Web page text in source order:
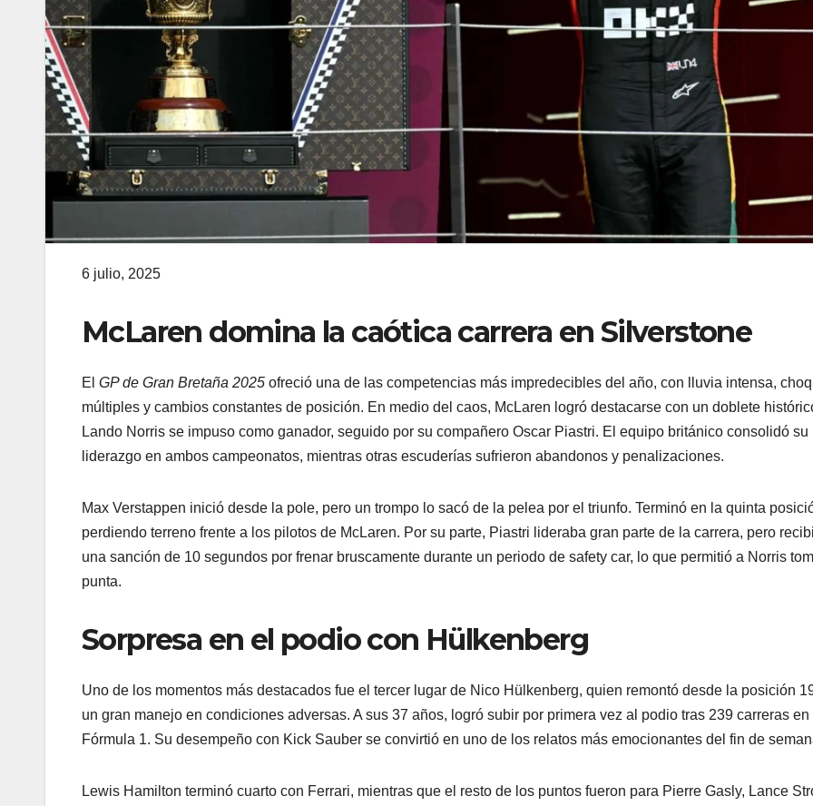
6 julio, 2025
McLaren domina la caótica carrera en Silverstone
El GP de Gran Bretaña 2025 ofreció una de las competencias más impredecibles del año, con lluvia intensa,
múltiples y cambios constantes de posición. En medio del caos, McLaren logró destacarse con un doblete
Lando Norris se impuso como ganador, seguido por su compañero Oscar Piastri. El equipo británico consolidó su
liderazgo en ambos campeonatos, mientras otras escuderías sufrieron abandonos y penalizaciones.
Max Verstappen inició desde la pole, pero un trompo lo sacó de la pelea por el triunfo. Terminó en la quinta
perdiendo terreno frente a los pilotos de McLaren. Por su parte, Piastri lideraba gran parte de la carrera, pero
una sanción de 10 segundos por frenar bruscamente durante un periodo de safety car, lo que permitió a Norris
punta.
Sorpresa en el podio con Hülkenberg
Uno de los momentos más destacados fue el tercer lugar de Nico Hülkenberg, quien remontó desde la posición
un gran manejo en condiciones adversas. A sus 37 años, logró subir por primera vez al podio tras 239 carreras en
Fórmula 1. Su desempeño con Kick Sauber se convirtió en uno de los relatos más emocionantes del fin de
Lewis Hamilton terminó cuarto con Ferrari, mientras que el resto de los puntos fueron para Pierre Gasly, Lance